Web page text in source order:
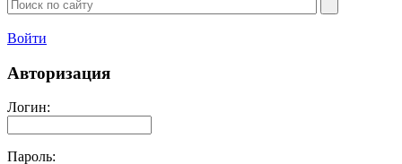
Войти
Авторизация
Логин:
Пароль: